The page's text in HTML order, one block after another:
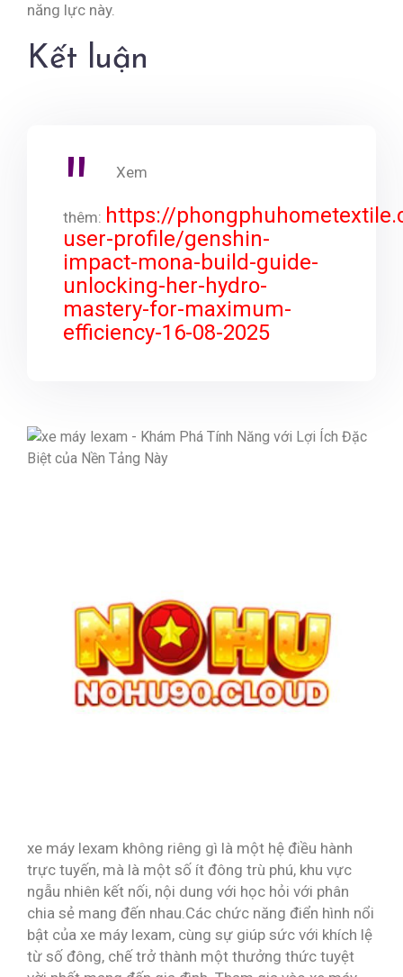
năng lực này.
Kết luận
Xem
thêm: https://
user-profile/genshin-
impact-mona-build-guide-
unlocking-her-hydro-
mastery-for-maximum-
efficiency-16-08-2025
xe máy lexam không riêng gì là một hệ điều hành
trực tuyến, mà là một số ít đông trù phú, khu vực
ngẫu nhiên kết nối, nội dung với học hỏi với phân
chia sẻ mang đến nhau.Các chức năng điển hình nổi
bật của xe máy lexam, cùng sự giúp sức với khích lệ
từ số đông, chế trở thành một thưởng thức tuyệt